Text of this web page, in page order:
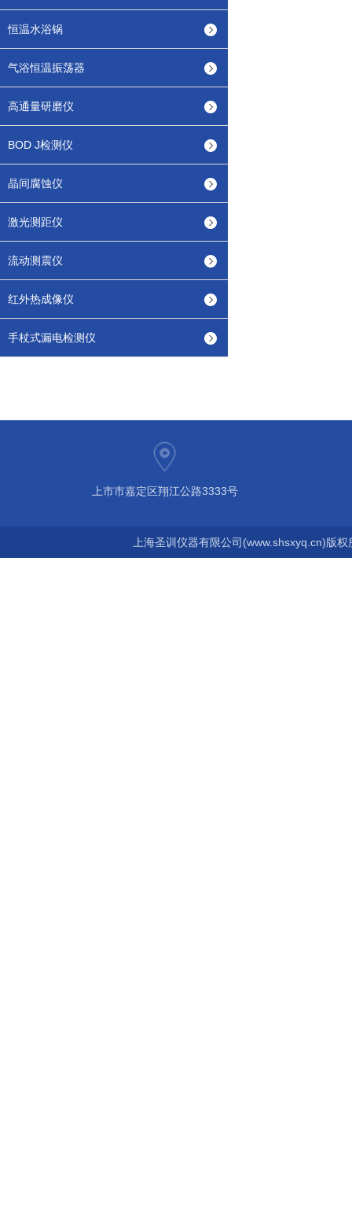
恒温水浴锅
气浴恒温振荡器
高通量研磨仪
BOD J检测仪
晶间腐蚀仪
激光测距仪
流动测震仪
红外热成像仪
手杖式漏电检测仪
上市市嘉定区翔江公路3333号
上海圣训仪器有限公司(www.shsxyq.cn)版